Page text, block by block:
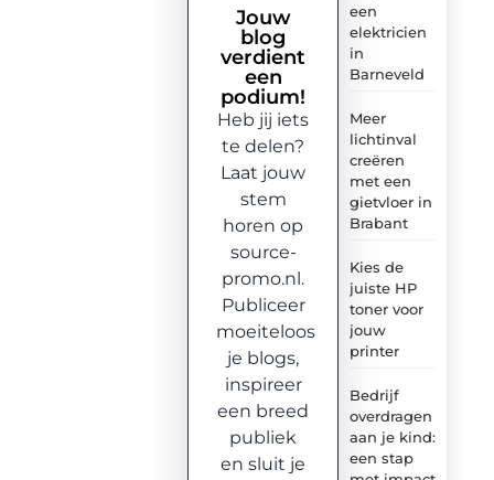
een
elektricien
in
Barneveld
Meer
lichtinval
creëren
met een
gietvloer in
Brabant
Kies de
juiste HP
toner voor
jouw
printer
Bedrijf
overdragen
aan je kind:
een stap
Jouw
blog
verdient
een
podium!
Heb jij iets
te delen?
Laat jouw
stem
horen op
source-
promo.nl.
Publiceer
moeiteloos
je blogs,
inspireer
een breed
publiek
en sluit je